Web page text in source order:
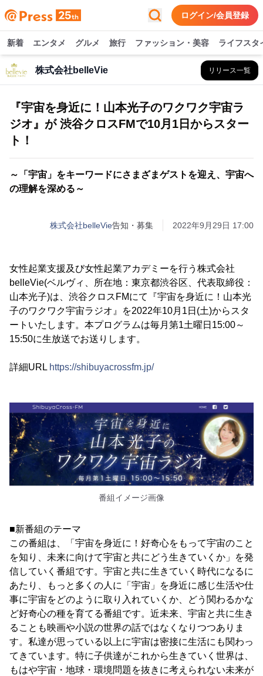
ログイン/会員登録
新着 エンタメ グルメ 旅行 ファッション・美容 ライフスタ
株式会社belleVie リリース一覧
『宇宙を身近に！山本光子のワクワク宇宙ラ
ジオ』が 渋谷クロスFMで10月1日からスター
ト！
～「宇宙」をキーワードにさまざまゲストを迎え、宇宙へ
の理解を深める～
株式会社belleVie告知・募集 2022年9月29日 17:00
女性起業支援及び女性起業アカデミーを行う株式会社
belleVie(ベルヴィ、所在地：東京都渋谷区、代表取締役：
山本光子)は、渋谷クロスFMにて『宇宙を身近に！山本光
子のワクワク宇宙ラジオ』を2022年10月1日(土)からスタ
ートいたします。本プログラムは毎月第1土曜日15:00～
15:50に生放送でお送りします。
詳細URL https://shibuyacrossfm.jp/
番組イメージ画像
■新番組のテーマ
この番組は、「宇宙を身近に！好奇心をもって宇宙のこと
を知り、未来に向けて宇宙と共にどう生きていくか」を発
信していく番組です。宇宙と共に生きていく時代になるに
あたり、もっと多くの人に「宇宙」を身近に感じ生活や仕
事に宇宙をどのように取り入れていくか、どう関わるかな
ど好奇心の種を育てる番組です。近未来、宇宙と共に生き
ることも映画や小説の世界の話ではなくなりつつありま
す。私達が思っている以上に宇宙は密接に生活にも関わっ
てきています。特に子供達がこれから生きていく世界は、
もはや宇宙・地球・環境問題を抜きに考えられない未来が